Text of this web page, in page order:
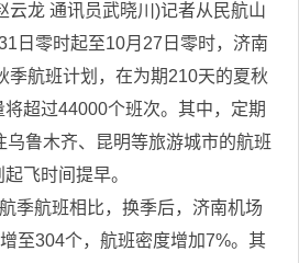
云龙 通讯员武晓川)记者从民航山
日零时起至10月27日零时，济南
季航班计划，在为期210天的夏秋
超过44000个班次。其中，定期
乌鲁木齐、昆明等旅游城市的航班
飞时间提早。
航班相比，换季后，济南机场
至304个，航班密度增加7%。其